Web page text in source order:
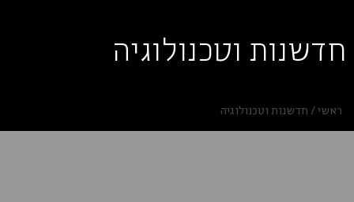
חדשנות וטכנולוגיה
ראשי/ חדשנות וטכנולוגיה